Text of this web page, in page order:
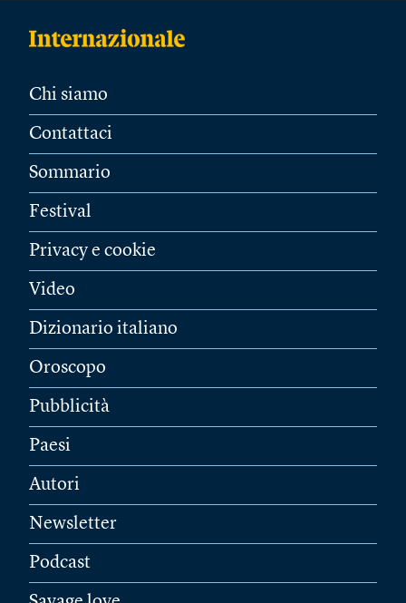
Chi siamo
Contattaci
Sommario
Festival
Privacy e cookie
Video
Dizionario italiano
Oroscopo
Pubblicità
Paesi
Autori
Newsletter
Podcast